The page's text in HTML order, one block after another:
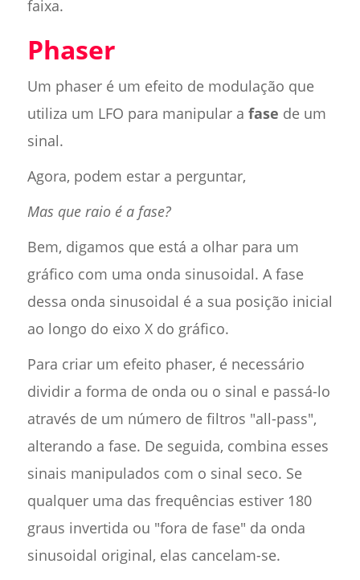
faixa.
Phaser
Um phaser é um efeito de modulação que
utiliza um LFO para manipular a fase de um
sinal.
Agora, podem estar a perguntar,
Mas que raio é a fase?
Bem, digamos que está a olhar para um
gráfico com uma onda sinusoidal. A fase
dessa onda sinusoidal é a sua posição inicial
ao longo do eixo X do gráfico.
Para criar um efeito phaser, é necessário
dividir a forma de onda ou o sinal e passá-lo
através de um número de filtros "all-pass",
alterando a fase. De seguida, combina esses
sinais manipulados com o sinal seco. Se
qualquer uma das frequências estiver 180
graus invertida ou "fora de fase" da onda
sinusoidal original, elas cancelam-se.